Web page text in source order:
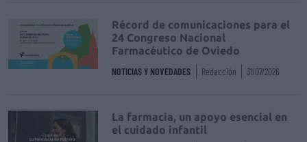
Récord de comunicaciones para el
24 Congreso Nacional
Farmacéutico de Oviedo
NOTICIAS Y NOVEDADES Redacción 31/07/2026
La farmacia, un apoyo esencial en
el cuidado infantil